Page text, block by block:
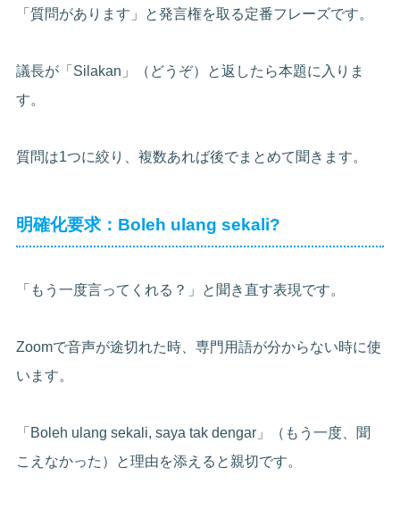
「質問があります」と発言権を取る定番フレーズです。
議長が「Silakan」（どうぞ）と返したら本題に入りま
す。
質問は1つに絞り、複数あれば後でまとめて聞きます。
明確化要求：Boleh ulang sekali?
「もう一度言ってくれる？」と聞き直す表現です。
Zoomで音声が途切れた時、専門用語が分からない時に使
います。
「Boleh ulang sekali, saya tak dengar」（もう一度、聞
こえなかった）と理由を添えると親切です。